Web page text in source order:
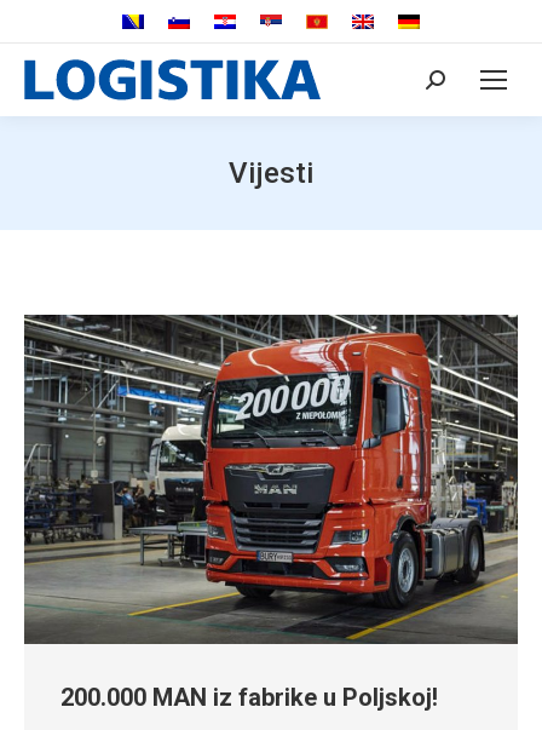
Search:
Vijesti
200.000 MAN iz fabrike u Poljskoj!